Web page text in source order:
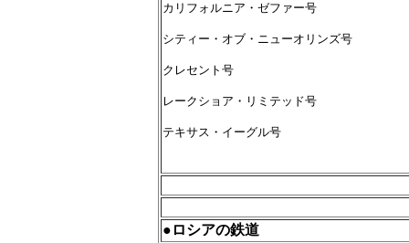
カリフォルニア・ゼファー号
シティー・オブ・ニューオリンズ号
クレセント号
レークショア・リミテッド号
テキサス・イーグル号
●ロシアの鉄道